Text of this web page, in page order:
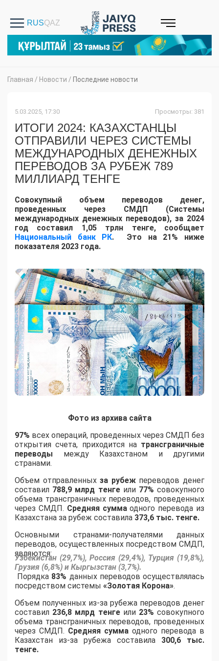
Главная / Новости / Последние новости
5.03.2025, 17:30 Просмотры: 381
ИТОГИ 2024: КАЗАХСТАНЦЫ
ОТПРАВИЛИ ЧЕРЕЗ СИСТЕМЫ
МЕЖДУНАРОДНЫХ ДЕНЕЖНЫХ
ПЕРЕВОДОВ ЗА РУБЕЖ 789
МИЛЛИАРД ТЕНГЕ
Совокупный объем переводов денег,
проведенных через СМДП (Системы
международных денежных переводов), за 2024
год составил 1,05 трлн тенге, сообщает
Национальный банк РК. Это на 21% ниже
показателя 2023 года.
Фото из архива сайта
97% всех операций, проведенных через СМДП без
открытия счета, приходится на трансграничные
переводы между Казахстаном и другими
странами.
Объем отправленныхза рубежпереводов денег
составил 788,9 млрд тенгеили 77% совокупного
объема трансграничных переводов, проведенных
через СМДП. Средняя суммаодного перевода из
Казахстана за рубеж составила 373,6 тыс. тенге.
Основными странами-получателями данных
переводов, осуществленных посредством СМДП,
являются:
Узбекистан (29,7%), Россия (29,4%), Турция (19,8%),
Грузия (6,8%) и Кыргызстан (3,7%).
Порядка 83% данных переводов осуществлялась
посредством системы «Золотая Корона».
Объем полученных из-за рубежа переводов денег
составил 236,8 млрд тенге или 23% совокупного
объема трансграничных переводов, проведенных
через СМДП. Средняя сумма одного перевода в
Казахстан из-за рубежа составила 300,6 тыс.
тенге.